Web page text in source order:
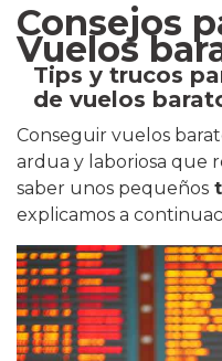
Consejos
Vuelos
Tips y trucos
de vuelos
Conseguir vuelos
ardua y laboriosa que
saber unos pequeños
explicamos a